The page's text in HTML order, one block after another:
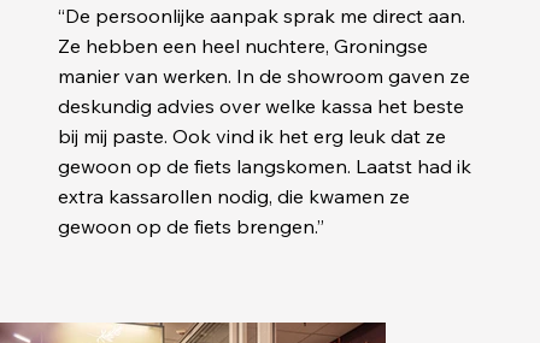
“De persoonlijke aanpak sprak me direct aan.
Ze hebben een heel nuchtere, Groningse
manier van werken. In de showroom gaven ze
deskundig advies over welke kassa het beste
bij mij paste. Ook vind ik het erg leuk dat ze
gewoon op de fiets langskomen. Laatst had ik
extra kassarollen nodig, die kwamen ze
gewoon op de fiets brengen.”